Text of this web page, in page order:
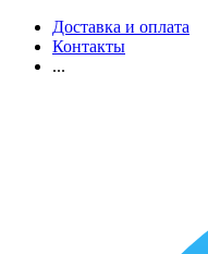
Доставка и оплата
Контакты
...